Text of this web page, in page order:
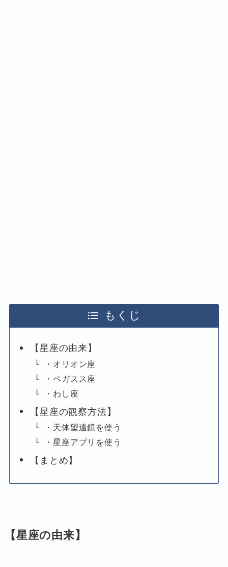
もくじ
【星座の由来】
・オリオン座
・ペガスス座
・わし座
【星座の観察方法】
・天体望遠鏡を使う
・星座アプリを使う
【まとめ】
【星座の由来】